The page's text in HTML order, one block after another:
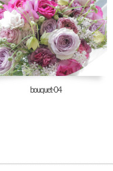
bouquet-04